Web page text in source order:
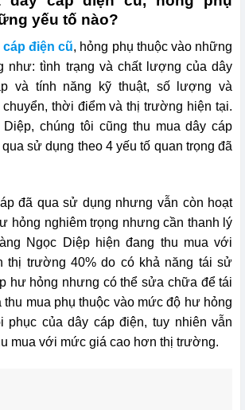
yếu tố nào?
điện cũ, hỏng phụ thuộc vào những
như: tình trạng và chất lượng của dây
và tính năng kỹ thuật, số lượng và
chuyển, thời điểm và thị trường hiện tại.
chúng tôi cũng thu mua dây cáp
sử dụng theo 4 yếu tố quan trọng đã
đã qua sử dụng nhưng vẫn còn hoạt
hỏng nghiêm trọng nhưng cần thanh lý
Ngọc Diệp hiện đang thu mua với
thị trường 40% do có khả năng tái sử
hư hỏng nhưng có thể sửa chữa để tái
mua phụ thuộc vào mức độ hư hỏng
phục của dây cáp điện, tuy nhiên vẫn
mua với mức giá cao hơn thị trường.